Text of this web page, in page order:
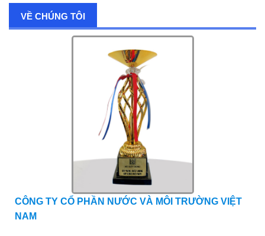
VỀ CHÚNG TÔI
CÔNG TY CỔ PHẦN NƯỚC VÀ MÔI TRƯỜNG VIỆT
NAM